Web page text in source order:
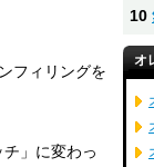
フィリングを
」に変わっ
10
オ